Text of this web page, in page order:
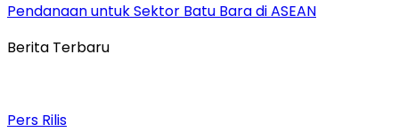
Pendanaan untuk Sektor Batu Bara di ASEAN
Berita Terbaru
Pers Rilis